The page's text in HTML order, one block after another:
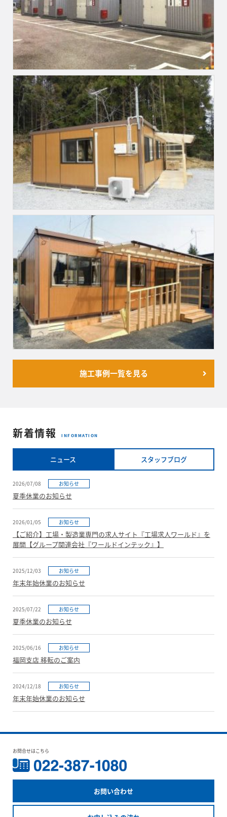
施工事例一覧を見る
新着情報 INFORMATION
ニュース スタッフブログ
2026/07/08 お知らせ
夏季休業のお知らせ
2026/01/05 お知らせ
【ご紹介】工場・製造業専門の求人サイト『工場求人ワールド』を
展開【グループ関連会社『ワールドインテック』】
2025/12/03 お知らせ
年末年始休業のお知らせ
2025/07/22 お知らせ
夏季休業のお知らせ
2025/06/16 お知らせ
福岡支店 移転のご案内
2024/12/18 お知らせ
年末年始休業のお知らせ
お問合せはこちら
お問い合わせ